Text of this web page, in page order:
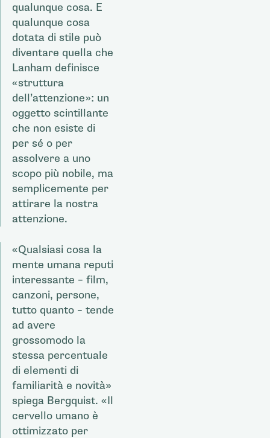
qualunque cosa. E
qualunque cosa
dotata di stile può
diventare quella che
Lanham definisce
«struttura
dell’attenzione»: un
oggetto scintillante
che non esiste di
per sé o per
assolvere a uno
scopo più nobile, ma
semplicemente per
attirare la nostra
attenzione.
«Qualsiasi cosa la
mente umana reputi
interessante – film,
canzoni, persone,
tutto quanto – tende
ad avere
grossomodo la
stessa percentuale
di elementi di
familiarità e novità»
spiega Bergquist. «Il
cervello umano è
ottimizzato per